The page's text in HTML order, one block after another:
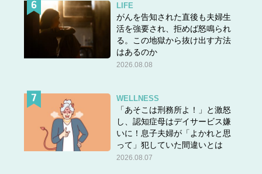
LIFE
がんを告知された直後も夫婦生
活を強要され、拒めば怒鳴られ
る。この地獄から抜け出す方法
はあるのか
2026.08.08
WELLNESS
「あそこは刑務所よ！」と激怒
し、認知症母はデイサービス嫌
いに！息子夫婦が「よかれと思
って」犯していた間違いとは
2026.08.07